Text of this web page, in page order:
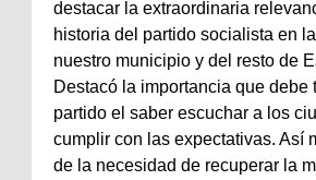
destacar la extraordinaria
historia del partido socialista en
nuestro municipio y del resto de
Destacó la importancia que debe
partido el saber escuchar a los
cumplir con las expectativas. Así
de la necesidad de recuperar la